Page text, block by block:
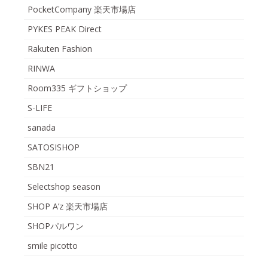
PocketCompany 楽天市場店
PYKES PEAK Direct
Rakuten Fashion
RINWA
Room335 ギフトショップ
S-LIFE
sanada
SATOSISHOP
SBN21
Selectshop season
SHOP A’z 楽天市場店
SHOPパルワン
smile picotto